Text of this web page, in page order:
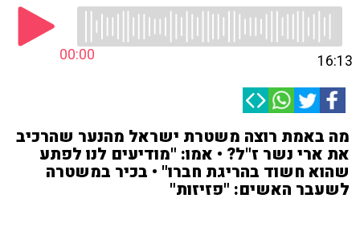
00:00 16:13
מה באמת רוצה משטרת ישראל מהנער שהרכיב
את ארי נשר ז"ל? • אמו: "מודיעים לנו לפתע
שהוא חשוד בהריגת חברו" • בכיר במשטרה
לשעבר האשים: "פזיזות"